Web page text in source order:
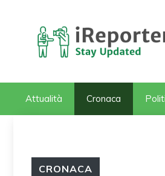
contenuto
Attualità Cronaca
CRONACA